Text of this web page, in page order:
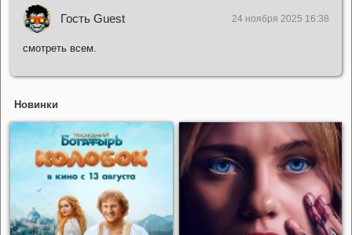
Гость Guest 24 ноября 2025 16:38
смотреть всем.
Новинки